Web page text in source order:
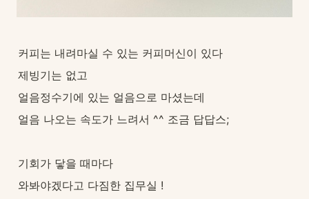
커피는 내려마실 수 있는 커피머신이 있다
제빙기는 없고
얼음정수기에 있는 얼음으로 마셨는데
얼음 나오는 속도가 느려서 ^^ 조금 답답스;
기회가 닿을 때마다
와봐야겠다고 다짐한 집무실 !